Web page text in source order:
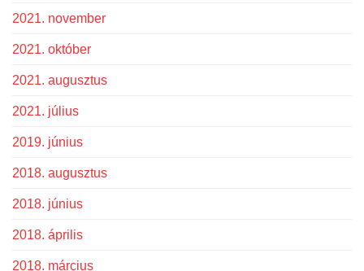
2021. november
2021. október
2021. augusztus
2021. július
2019. június
2018. augusztus
2018. június
2018. április
2018. március